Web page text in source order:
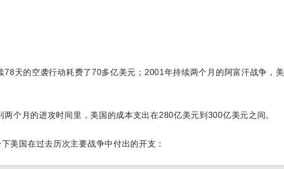
78天的空袭行动耗费了70多亿美元；2001年持续两个月的阿富汗战争，美
个月的进攻时间里，美国的成本支出在280亿美元到300亿美元之间。
美国在过去历次主要战争中付出的开支：